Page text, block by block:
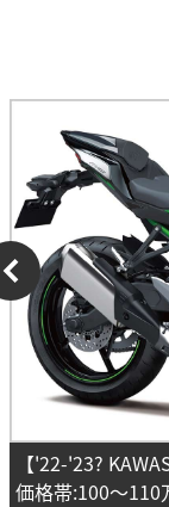
【'22-'23?
価格帯:100～110